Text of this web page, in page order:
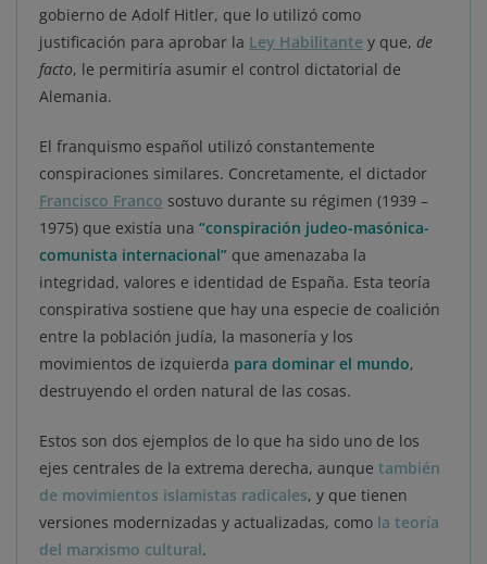
gobierno de Adolf Hitler, que lo utilizó como
justificación para aprobar la Ley Habilitante y que, de
facto, le permitiría asumir el control dictatorial de
Alemania.
El franquismo español utilizó constantemente
conspiraciones similares. Concretamente, el dictador
Francisco Franco sostuvo durante su régimen (1939 –
1975) que existía una “conspiración judeo-masónica-
comunista internacional” que amenazaba la
integridad, valores e identidad de España. Esta teoría
conspirativa sostiene que hay una especie de coalición
entre la población judía, la masonería y los
movimientos de izquierda para dominar el mundo,
destruyendo el orden natural de las cosas.
Estos son dos ejemplos de lo que ha sido uno de los
ejes centrales de la extrema derecha, aunque también
de movimientos islamistas radicales, y que tienen
versiones modernizadas y actualizadas, como la teoría
del marxismo cultural.